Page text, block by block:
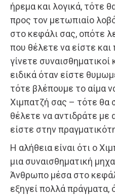
ήρεμα και λογικά, τότε
προς τον μετωπιαίο
στο κεφάλι σας, οπότε
που θέλετε να είστε και
γίνετε συναισθηματικοί
ειδικά όταν είστε
τότε βλέπουμε το αίμα
Χιμπατζή σας – τότε θα
θέλετε να αντιδράτε με
είστε στην
Η αλήθεια είναι ότι ο
μια συναισθηματική
Άνθρωπο μέσα στο
εξηγεί πολλά πράγματα,